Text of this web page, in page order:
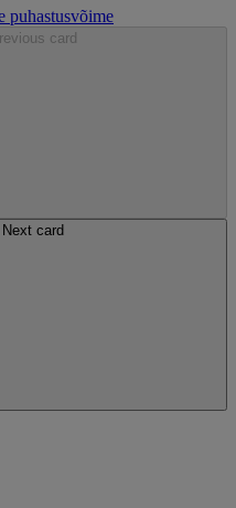
puhastusvõime
card
Next card